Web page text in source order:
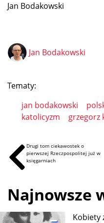
Jan Bodakowski
Jan Bodakowski
Tematy:
jan bodakowski
katolicyzm
grzegorz
Drugi tom ciekawostek o
pierwszej Rzeczpospolitej już w
księgarniach
Najnowsze
Kobiety